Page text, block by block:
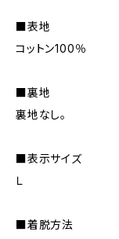
■表地
コットン100％
■裏地
裏地なし。
■表示サイズ
Ｌ
■着脱方法